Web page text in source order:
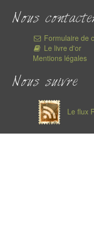
Nous
Formulaire de
Le livre d'or
Mentions légales
Nous suivre
Le flux